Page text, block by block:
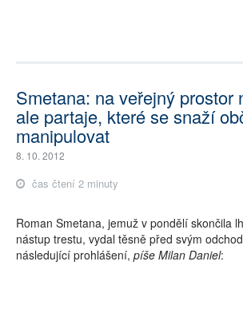
Smetana: na veřejný prostor
ale partaje, které se snaží
manipulovat
8. 10. 2012
čas čtení 2 minuty
Roman Smetana, jemuž v pondělí skončila
nástup trestu, vydal těsně před svým
následující prohlášení, píše Milan Daniel: